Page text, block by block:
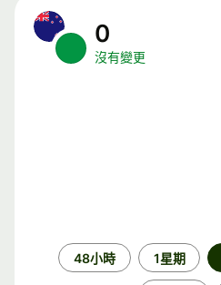
0
沒有變更
48小時 1星期